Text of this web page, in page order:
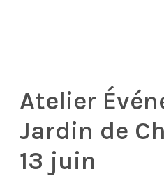
Atelier
Jardin de
13 juin